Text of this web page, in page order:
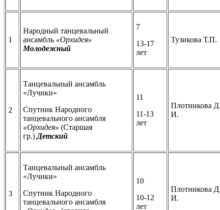
1
Народный танцевальный
ансамбль «Орхидея»
Молодежный
7
13-17
лет
Тузикова Т.П.
2
Танцевальный ансамбль
«Лучики»
Спутник Народного
танцевального ансамбля
«Орхидея» (Старшая
гр.)Детский
11
11-13
лет
Плотникова
И.
3
Танцевальный ансамбль
«Лучики»
Спутник Народного
танцевального ансамбля
10
10-12
лет
Плотникова
И.